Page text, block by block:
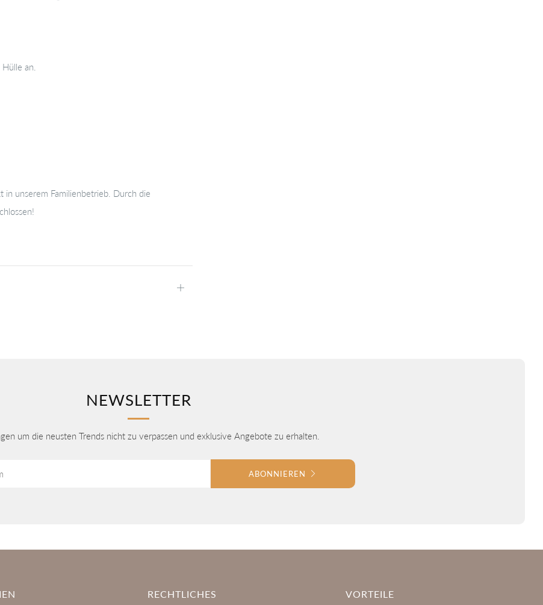
an.
unserem Familienbetrieb. Durch die
Öffnen
NEWSLETTER
um die neusten Trends nicht zu verpassen und exklusive Angebote zu erhalten.
ABONNIEREN
RECHTLICHES VORTEILE